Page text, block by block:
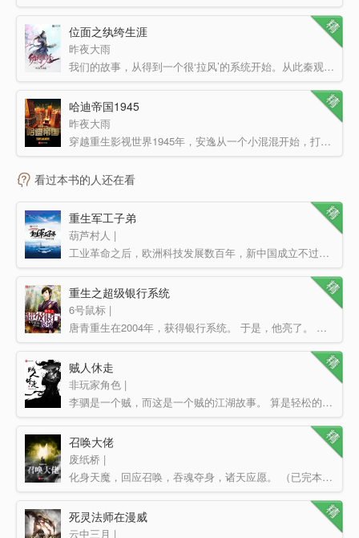
位面之纨绔生涯
昨夜大雨
我们的故事，从得到一个很‘拉风’的系统开始。从此秦观穿越位面，获得奖励，一步步变强。 请注意，本…
哈迪帝国1945
昨夜大雨
穿越重生影视世界1945年，安逸从一个小混混开始，打造出一个属于自己的帝国。 他是声名赫赫的地下王者…
看过本书的人还在看
重生军工子弟
葫芦村人 |
工业革命之后，欧洲科技发展数百年，新中国成立不过几十年。普通科技产业，我们需要埋头追赶；在高精尖端领…
重生之超级银行系统
6号鼠标 |
唐青重生在2004年，获得银行系统。 于是，他亮了。 他掌握着非洲的经济命脉。 他影响着中东…
贼人休走
非玩家角色 |
李驷是一个贼，而这是一个贼的江湖故事。 算是轻松的日常文吧，主角单身慎入。
召唤大佬
废纸桥 |
化身天魔，回应召唤，吞魂夺身，诸天应愿。 （已完本精品小说无限制神话、神话原生种，人品保障，放心食…
死灵法师在漫威
云中三月 |